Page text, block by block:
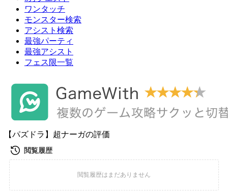
ワンタッチ
モンスター検索
アシスト検索
最強パーティ
最強アシスト
フェス限一覧
【パズドラ】超ナーガの評価